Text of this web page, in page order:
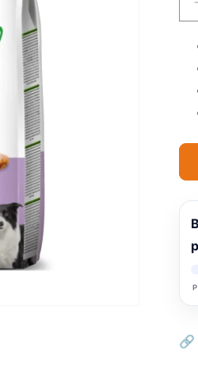
🔗